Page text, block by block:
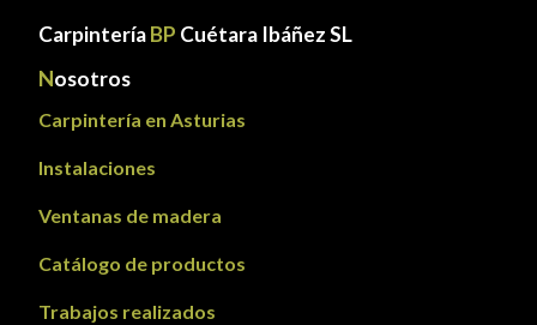
CarpinteríaBP Cuétara Ibáñez SL
Nosotros
Carpintería en Asturias
Instalaciones
Ventanas de madera
Catálogo de productos
Trabajos realizados